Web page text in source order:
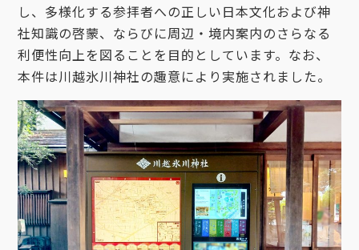
し、多様化する参拝者への正しい日本文化および神
社知識の啓蒙、ならびに周辺・境内案内のさらなる
利便性向上を図ることを目的としています。なお、
本件は川越氷川神社の趣意により実施されました。